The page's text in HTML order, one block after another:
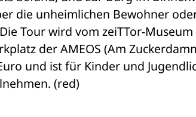
die unheimlichen Bewohner
Tour wird vom zeiTTor-Museum
der AMEOS (Am
und ist für Kinder und
(red)